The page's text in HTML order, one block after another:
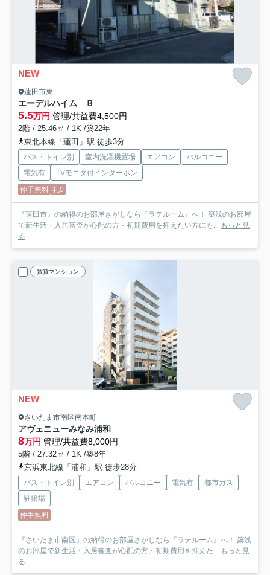
NEW
蓮田市東
エーデルハイム Ｂ
5.5万円 管理/共益費4,500円
2階 / 25.46㎡ / 1K /築22年
東北本線「蓮田」駅 徒歩3分
バス・トイレ別 室内洗濯機置場 エアコン
バルコニー
電気有
TVモニタ付インターホン
仲手無料 礼0
『蓮田市』の納得のお部屋さがしなら『ラテルーム』へ！ 築浅のお部屋
で新生活・入居審査が心配の方・初期費用を抑えたい方にも... もっと見
る
賃貸マンション
NEW
さいたま市南区南本町
アヴェニューみなみ浦和
8万円 管理/共益費8,000円
5階 / 27.32㎡ / 1K /築8年
京浜東北線「浦和」駅 徒歩28分
バス・トイレ別 エアコン バルコニー 電気有
都市ガス
駐輪場
仲手無料
『さいたま市南区』の納得のお部屋さがしなら『ラテルーム』へ！ 築浅
のお部屋で新生活・入居審査が心配の方・初期費用を抑えた... もっと見
る